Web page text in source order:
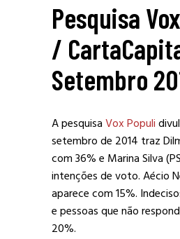
Pesquisa
/
Setembro
A pesquisaVox Populi
setembro de 2014 traz
com 36% e Marina Silva
intenções de voto. Aécio
aparece com 15%.
e pessoas que não
20%.